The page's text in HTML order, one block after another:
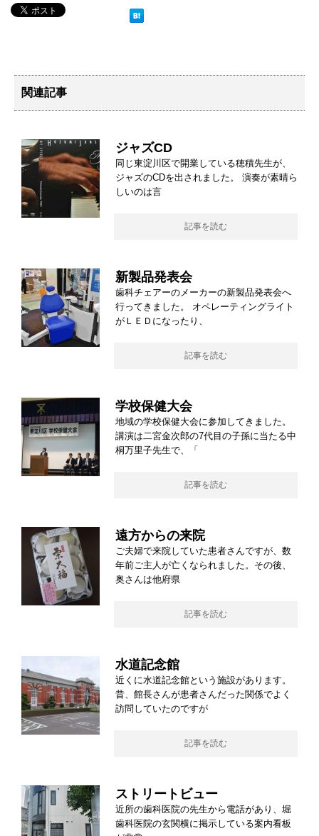
関連記事
ジャズCD
同じ東淀川区で開業している穂積先生が、
ジャズのCDを出されました。 演奏が素晴ら
しいのは言
記事を読む
新製品発表会
歯科チェアーのメーカーの新製品発表会へ
行ってきました。 オペレーティングライト
がＬＥＤになったり、
記事を読む
学校保健大会
地域の学校保健大会に参加してきました。
講演は二宮金次郎の7代目の子孫に当たる中
桐万里子先生で、「
記事を読む
遠方からの来院
ご夫婦で来院していた患者さんですが、数
年前ご主人が亡くなられました。その後、
奥さんは他府県
記事を読む
水道記念館
近くに水道記念館という施設があります。
昔、館長さんが患者さんだった関係でよく
訪問していたのですが
記事を読む
ストリートビュー
近所の歯科医院の先生から電話があり、堀
歯科医院の玄関横に掲示している案内看板